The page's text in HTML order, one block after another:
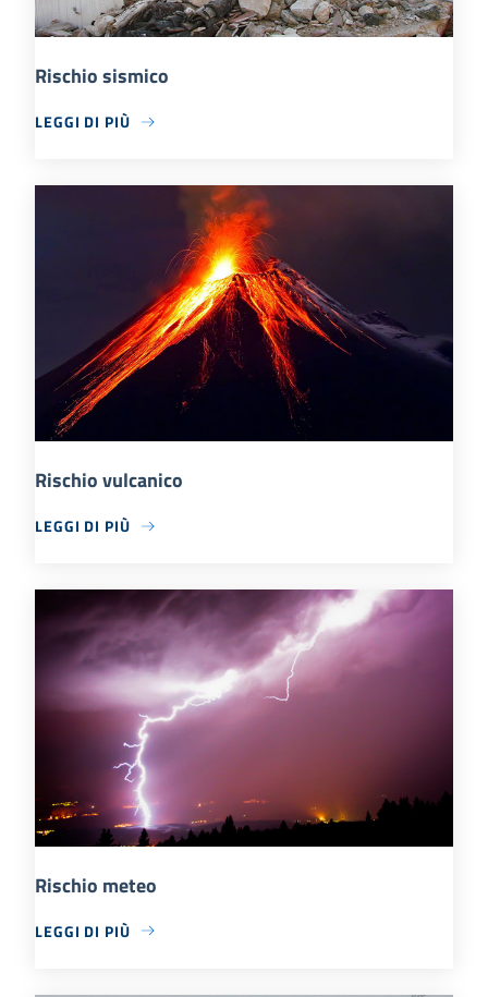
Rischio sismico
LEGGI DI PIÙ
Rischio vulcanico
LEGGI DI PIÙ
Rischio meteo
LEGGI DI PIÙ